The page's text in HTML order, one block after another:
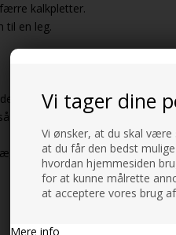
Vi tager dine
Vi ønsker, at du skal være
at du får den bedst
hvordan hjemmesiden
for at kunne målrette
at acceptere vores brug
Mere info
kalkpletter.
til en leg.
i mat sort der stabiliserer
se vores nye Wall Zero.
så man får en lukket